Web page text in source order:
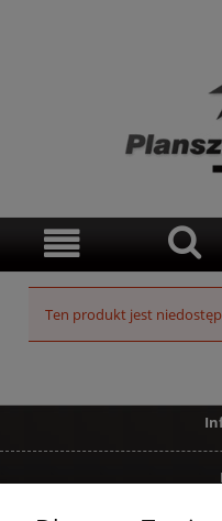
Ten produkt jest